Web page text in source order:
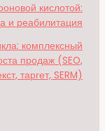
кислотой:
и реабилитация
комплексный
продаж (SEO,
таргет, SERM)